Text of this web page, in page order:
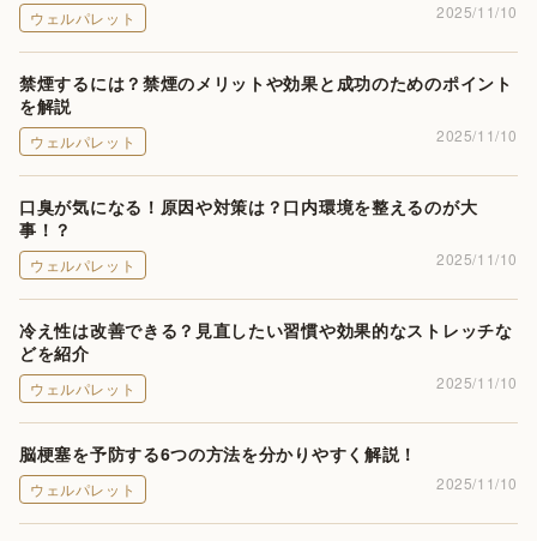
ウェルパレット 2025/11/10
禁煙するには？禁煙のメリットや効果と成功のためのポイント
を解説
ウェルパレット 2025/11/10
口臭が気になる！原因や対策は？口内環境を整えるのが大
事！？
ウェルパレット 2025/11/10
冷え性は改善できる？見直したい習慣や効果的なストレッチな
どを紹介
ウェルパレット 2025/11/10
脳梗塞を予防する6つの方法を分かりやすく解説！
ウェルパレット 2025/11/10